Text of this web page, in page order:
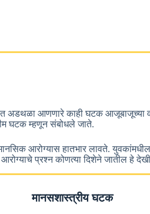
अडथळा आणणारे काही घटक आजूबाजूच्या
घटक म्हणून संबोधले जाते.
आरोग्यास हातभार लावते.
प्रश्न कोणत्या दिशेने जातील
मानसशास्त्रीय घटक